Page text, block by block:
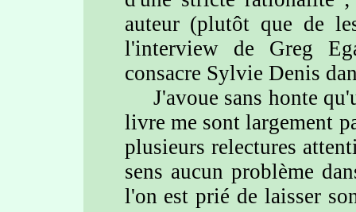
auteur (plutôt que de
l'interview de Greg
consacre Sylvie Denis
J'avoue sans honte
livre me sont largement
plusieurs relectures
sens aucun problème
l'on est prié de laisser